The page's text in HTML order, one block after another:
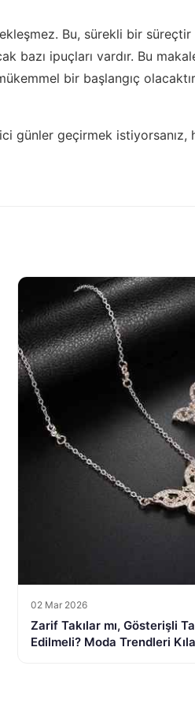
Bu, sürekli bir süreçtir
bazı ipuçları vardır. Bu
bir başlangıç
günler geçirmek istiyorsanız,
02 Mar 2026
Zarif Takılar mı, Gösterişli
Edilmeli? Moda Trendleri